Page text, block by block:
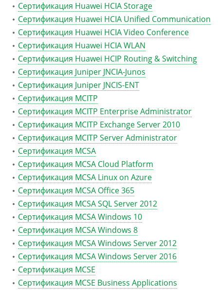
Сертификация Huawei HCIA Storage
Сертификация Huawei HCIA Unified Communication
Сертификация Huawei HCIA Video Conference
Сертификация Huawei HCIA WLAN
Сертификация Huawei HCIP Routing & Switching
Сертификация Juniper JNCIA-Junos
Сертификация Juniper JNCIS-ENT
Сертификация MCITP
Сертификация MCITP Enterprise Administrator
Сертификация MCITP Exchange Server 2010
Сертификация MCITP Server Administrator
Сертификация MCSA
Сертификация MCSA Cloud Platform
Сертификация MCSA Linux on Azure
Сертификация MCSA Office 365
Сертификация MCSA SQL Server 2012
Сертификация MCSA Windows 10
Сертификация MCSA Windows 8
Сертификация MCSA Windows Server 2012
Сертификация MCSA Windows Server 2016
Сертификация MCSE
Сертификация MCSE Business Applications